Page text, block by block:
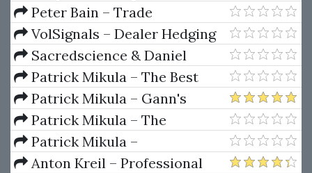
Account Futures Bundle (Elite
Package) by Joe Rokop
Peter Bain – Trade
Currencies Like the Big Dogs
VolSignals – Dealer Hedging
Dynamics
Sacredscience & Daniel
Ferrera – Spirals Of Growth And
Decay (Private Ed.)
Patrick Mikula – The Best
Trendline Methods of Alan
Andrews and Five New
Trendline Techniques
Patrick Mikula – Gann's
Scientific Methods Unveiled -
Volumes 1 & 2
Patrick Mikula – The
Definitive Guide to Forecasting
Using W.D. Gann's Square of
Patrick Mikula –
Encyclopedia Of Planetary
Anton Kreil – Professional